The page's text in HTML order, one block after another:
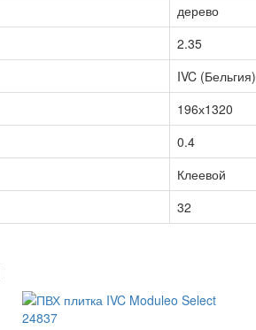
дерево
2.35
IVC (Бельгия)
196х1320
0.4
Клеевой
32